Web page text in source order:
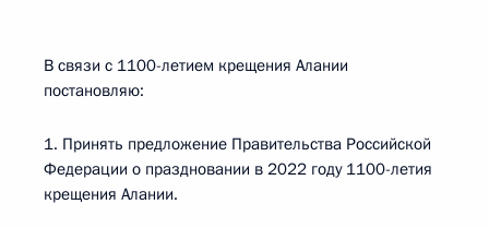
В связи с 1100-летием крещения Алании
постановляю:
1. Принять предложение Правительства Российской
Федерации о праздновании в 2022 году 1100-летия
крещения Алании.